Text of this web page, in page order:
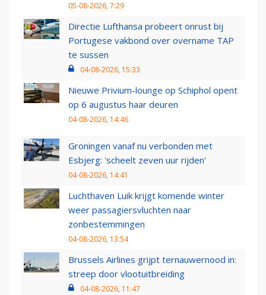
05-08-2026, 7:29
Directie Lufthansa probeert onrust bij
Portugese vakbond over overname TAP
te sussen
04-08-2026, 15:33
Nieuwe Privium-lounge op Schiphol opent
op 6 augustus haar deuren
04-08-2026, 14:46
Groningen vanaf nu verbonden met
Esbjerg: 'scheelt zeven uur rijden'
04-08-2026, 14:41
Luchthaven Luik krijgt komende winter
weer passagiersvluchten naar
zonbestemmingen
04-08-2026, 13:54
Brussels Airlines grijpt ternauwernood in:
streep door vlootuitbreiding
04-08-2026, 11:47